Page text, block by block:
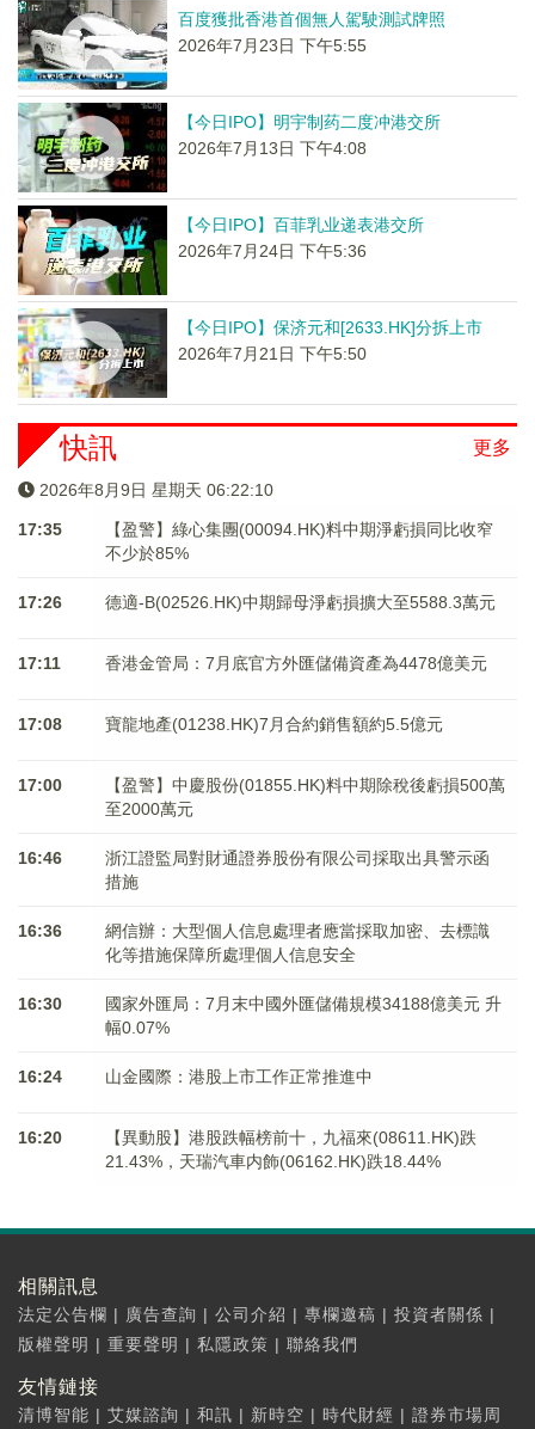
百度獲批香港首個無人駕駛測試牌照
2026年7月23日 下午5:55
【今日IPO】明宇制药二度冲港交所
2026年7月13日 下午4:08
【今日IPO】百菲乳业递表港交所
2026年7月24日 下午5:36
【今日IPO】保济元和[2633.HK]分拆上市
2026年7月21日 下午5:50
更多
快訊
2026年8月9日 星期天 06:22:10
17:35
【盈警】綠心集團(00094.HK)料中期淨虧損同比收窄
不少於85%
17:26 德適-B(02526.HK)中期歸母淨虧損擴大至5588.3萬元
17:11 香港金管局：7月底官方外匯儲備資產為4478億美元
17:08 寶龍地產(01238.HK)7月合約銷售額約5.5億元
17:00
【盈警】中慶股份(01855.HK)料中期除稅後虧損500萬
至2000萬元
16:46
浙江證監局對財通證券股份有限公司採取出具警示函
措施
16:36
網信辦：大型個人信息處理者應當採取加密、去標識
化等措施保障所處理個人信息安全
16:30
國家外匯局：7月末中國外匯儲備規模34188億美元 升
幅0.07%
16:24 山金國際：港股上市工作正常推進中
16:20
【異動股】港股跌幅榜前十，九福來(08611.HK)跌
21.43%，天瑞汽車内飾(06162.HK)跌18.44%
相關訊息
法定公告欄 | 廣告查詢 | 公司介紹 | 專欄邀稿 | 投資者關係 |
版權聲明 | 重要聲明 | 私隱政策 | 聯絡我們
友情鏈接
清博智能 | 艾媒諮詢 | 和訊 | 新時空 | 時代財經 | 證券市場周